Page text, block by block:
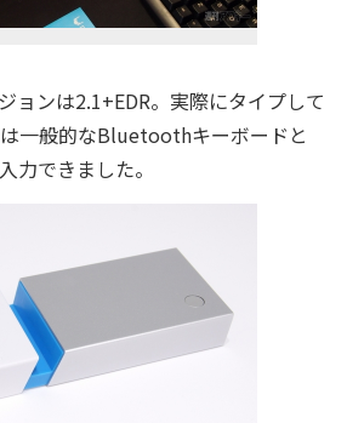
ンは2.1+EDR。実際にタイプして
一般的なBluetoothキーボードと
力できました。